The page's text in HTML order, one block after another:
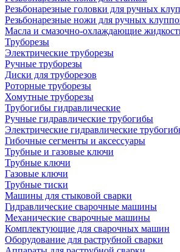
Резьбонарезные головки для ручных
Резьбонарезные ножи для ручных
Масла и смазочно-охлаждающие
Труборезы
Электрические труборезы
Ручные труборезы
Диски для труборезов
Роторные труборезы
Хомутные труборезы
Трубогибы гидравлические
Ручные гидравлические трубогибы
Электрические гидравлические
Гибочные сегменты и аксессуары
Трубные и газовые ключи
Трубные ключи
Газовые ключи
Трубные тиски
Машины для стыковой сварки
Гидравлические сварочные машины
Механические сварочные машины
Комплектующие для сварочных машин
Оборудование для раструбной сварки